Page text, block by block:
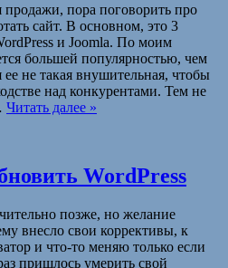
пора поговорить про
сайт. В основном, это 3
и Joomla. По моим
большей популярностью, чем
не такая внушительная, чтобы
над конкурентами. Тем не
Читать далее »
WordPress
позже, но желание
внесло свои коррективы, к
и что-то меняю только если
пришлось умерить свой